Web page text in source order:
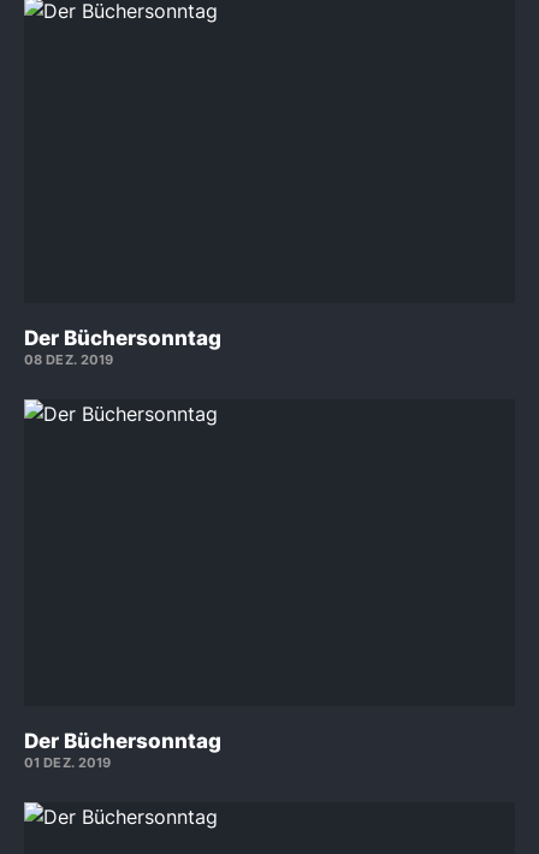
Der Büchersonntag
08 DEZ. 2019
Der Büchersonntag
01 DEZ. 2019